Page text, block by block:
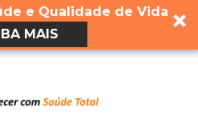
e Qualidade de Vida
MAIS